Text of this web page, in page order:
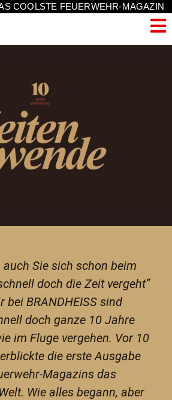
COOLSTE FEUERWEHR-MAGAZIN
Sie sich schon beim
doch die Zeit vergeht“
bei BRANDHEISS sind
doch ganze 10 Jahre
im Fluge vergehen. Vor 10
die erste Ausgabe
Magazins das
Wie alles begann, aber